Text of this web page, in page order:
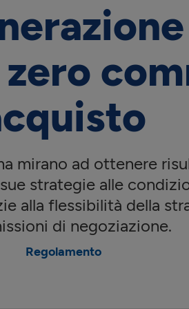
mirano ad ottenere
strategie alle
alla flessibilità della
di negoziazione.
Regolamento